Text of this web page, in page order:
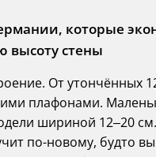
которые
высоту стены
От утончённых
плафонами.
шириной 12–20
по-новому, будто